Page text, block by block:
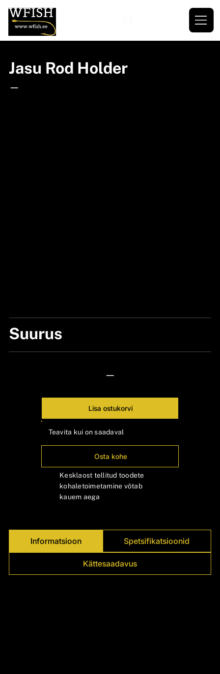
Suurus
—
Lisa ostukorvi
Teavita kui on saadaval
Osta kohe
Kesklaost tellitud toodete
kohaletoimetamine võtab
kauem aega
Informatsioon Spetsifikatsioonid
Kättesaadavus
Jasu Rod Holder
—